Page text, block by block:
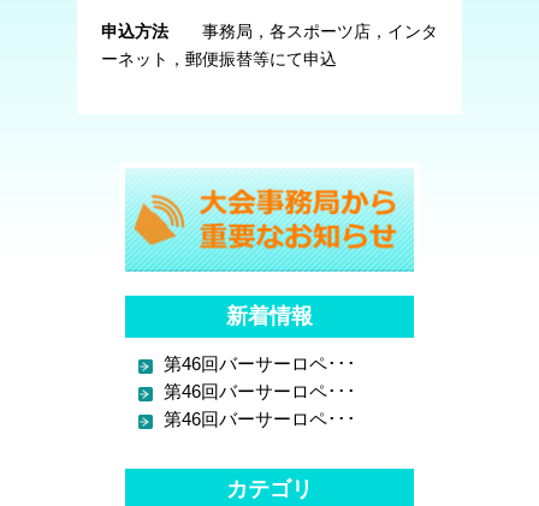
申込方法 事務局，各スポーツ店，インタ
ーネット，郵便振替等にて申込
新着情報
第46回バーサーロペ･･･
第46回バーサーロペ･･･
第46回バーサーロペ･･･
カテゴリ